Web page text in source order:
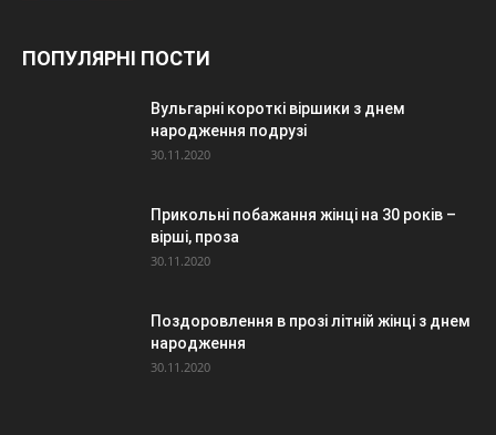
ПОПУЛЯРНІ ПОСТИ
Вульгарні короткі віршики з днем
народження подрузі
30.11.2020
Прикольні побажання жінці на 30 років –
вірші, проза
30.11.2020
Поздоровлення в прозі літній жінці з днем
народження
30.11.2020